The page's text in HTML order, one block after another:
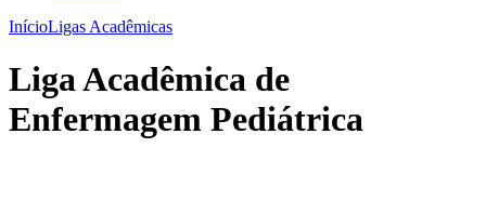
InícioLigas Acadêmicas
Liga Acadêmica de
Enfermagem Pediátrica